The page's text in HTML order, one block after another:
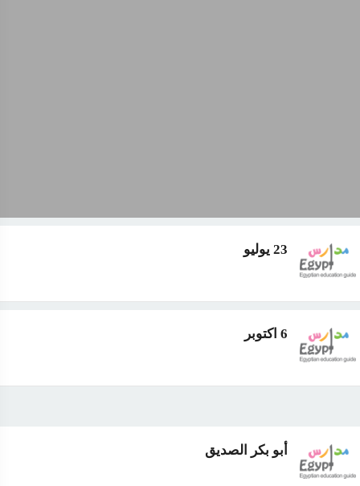
23 يوليو
6 اكتوبر
أبو بكر الصديق